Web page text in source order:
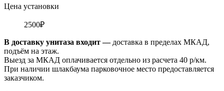
Цена установки
2500₽
В доставку унитаза входит — доставка в пределах МКАД,
подъём на этаж.
Выезд за МКАД оплачивается отдельно из расчета 40 р/км.
При наличии шлакбаума парковочное место предоставляется
заказчиком.